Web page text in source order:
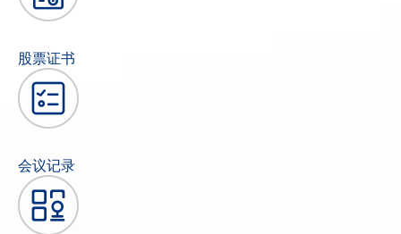
股票证书
会议记录